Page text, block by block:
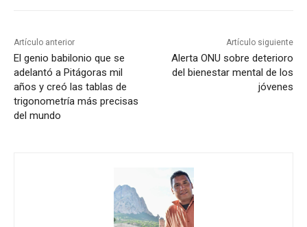
Artículo anterior
El genio babilonio que se
adelantó a Pitágoras mil
años y creó las tablas de
trigonometría más precisas
del mundo
Artículo siguiente
Alerta ONU sobre deterioro
del bienestar mental de los
jóvenes